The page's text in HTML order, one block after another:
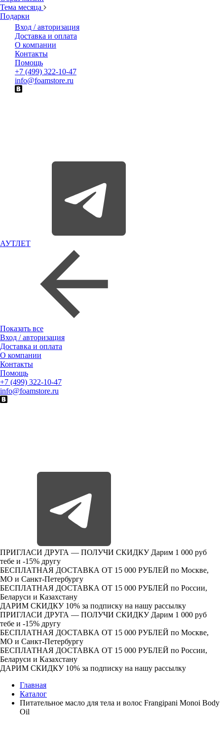
Тема месяца
Подарки
Вход / авторизация
Доставка и оплата
О компании
Контакты
Помощь
+7 (499) 322-10-47
info@foamstore.ru
АУТЛЕТ
Показать все
Вход / авторизация
Доставка и оплата
О компании
Контакты
Помощь
+7 (499) 322-10-47
info@foamstore.ru
ПРИГЛАСИ ДРУГА — ПОЛУЧИ СКИДКУ Дарим 1 000 руб
тебе и -15% другу
БЕСПЛАТНАЯ ДОСТАВКА ОТ 15 000 РУБЛЕЙ по Москве,
МО и Санкт-Петербургу
БЕСПЛАТНАЯ ДОСТАВКА ОТ 15 000 РУБЛЕЙ по России,
Беларуси и Казахстану
ДАРИМ СКИДКУ 10% за подписку на нашу рассылку
ПРИГЛАСИ ДРУГА — ПОЛУЧИ СКИДКУ Дарим 1 000 руб
тебе и -15% другу
БЕСПЛАТНАЯ ДОСТАВКА ОТ 15 000 РУБЛЕЙ по Москве,
МО и Санкт-Петербургу
БЕСПЛАТНАЯ ДОСТАВКА ОТ 15 000 РУБЛЕЙ по России,
Беларуси и Казахстану
ДАРИМ СКИДКУ 10% за подписку на нашу рассылку
Главная
Каталог
Питательное масло для тела и волос Frangipani Monoi Body
Oil